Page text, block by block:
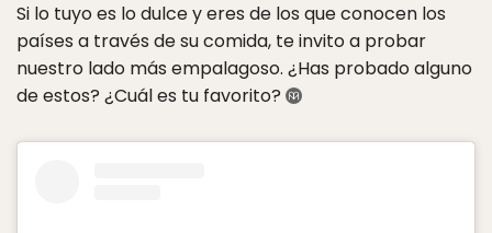
Si lo tuyo es lo dulce y eres de los que conocen los
países a través de su comida, te invito a probar
nuestro lado más empalagoso. ¿Has probado alguno
de estos? ¿Cuál es tu favorito?